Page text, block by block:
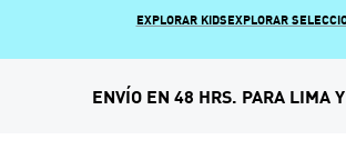
EXPLORAR KIDSEXPLORAR
ENVÍO EN 48 HRS. PARA LIMA